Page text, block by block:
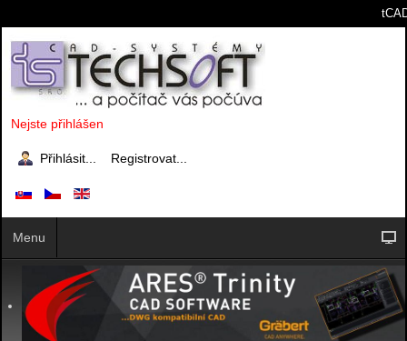
Nejste přihlášen
Přihlásit... Registrovat...
Menu